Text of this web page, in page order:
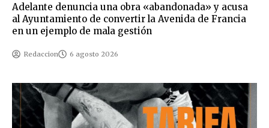
Adelante denuncia una obra «abandonada» y acusa
al Ayuntamiento de convertir la Avenida de Francia
en un ejemplo de mala gestión
Redaccion 6 agosto 2026